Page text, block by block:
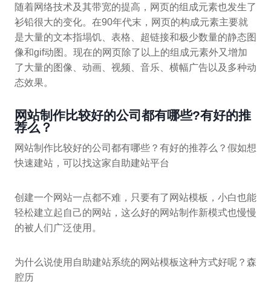
随着网络技术及其带宽的提高，网页的组成元素也发生了
衫铅很大的变化。在90年代末，网页的构成元素主要就
是大量的文本指塌饥、表格、超链接和极少数量的静态图
像和gif动图。现在的网页除了以上的组成元素外又增加
了大量的图像、动画、视频、音乐、横幅广告以及多种动
态效果。
网站制作比较好的公司都有哪些?有好的推
荐么？
网站制作比较好的公司都有哪些？有好的推荐么？假如想
快速建站，可以找这家自助建站平台
创建一个网站一点都不难，只要有了网站模板，小白也能
轻松建立起自己的网站，这么好的网站制作新模式也慢慢
的被人们广泛使用。
为什么说使用自助建站系统的网站模板这种方式好呢？森
腔历